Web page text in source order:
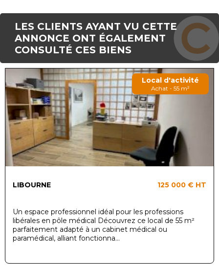
LES CLIENTS AYANT VU CETTE
ANNONCE ONT ÉGALEMENT
CONSULTÉ CES BIENS
Local d'activité
Achat - 55 m²
LIBOURNE 125 000 € HT
Un espace professionnel idéal pour les professions
libérales en pôle médical Découvrez ce local de 55 m²
parfaitement adapté à un cabinet médical ou
paramédical, alliant fonctionna...